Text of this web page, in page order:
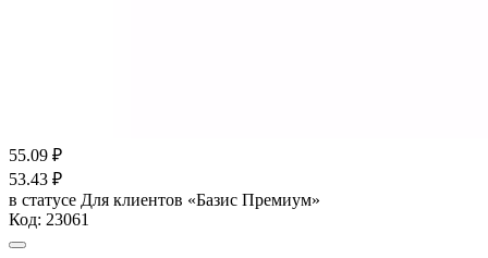
55.09 ₽
53.43 ₽
в статусе Для клиентов «Базис Премиум»
Код: 23061